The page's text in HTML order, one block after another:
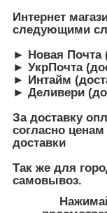
Интернет
следующими
► Новая Почта
► УкрПочта
► Интайм
► Деливери
За доставку
согласно
доставки
Так же для
самовывоз.